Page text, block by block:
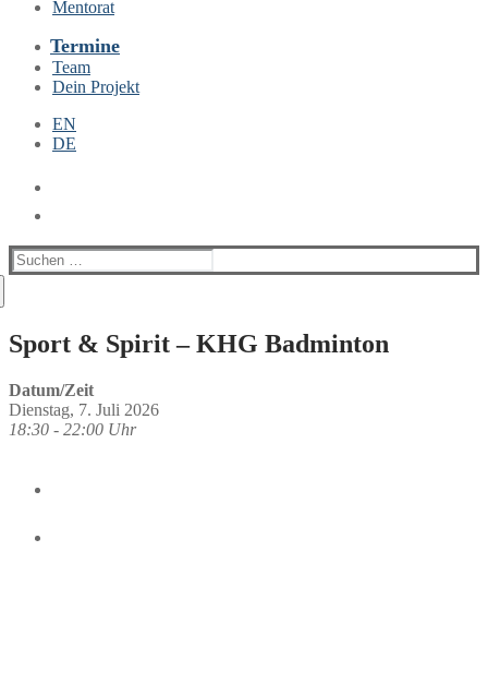
Mentorat
Termine
Team
Dein Projekt
EN
DE
Suchen
nach:
Sport & Spirit – KHG Badminton
Datum/Zeit
Dienstag, 7. Juli 2026
18:30 - 22:00 Uhr